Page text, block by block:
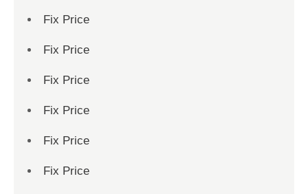
Fix Price
Fix Price
Fix Price
Fix Price
Fix Price
Fix Price